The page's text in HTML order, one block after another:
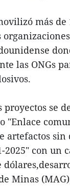
más de
las ONGs
proyectos se
"Enlace
artefactos sin
2025" con un
Minas